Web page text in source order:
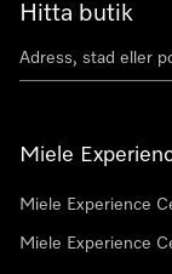
Hitta butik
Miele
Miele Experience
Miele Experience